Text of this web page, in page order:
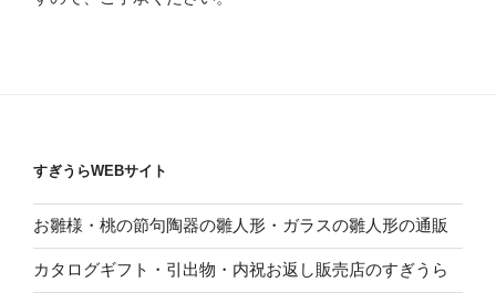
すぎうらWEBサイト
お雛様・桃の節句陶器の雛人形・ガラスの雛人形の通販
カタログギフト・引出物・内祝お返し販売店のすぎうら